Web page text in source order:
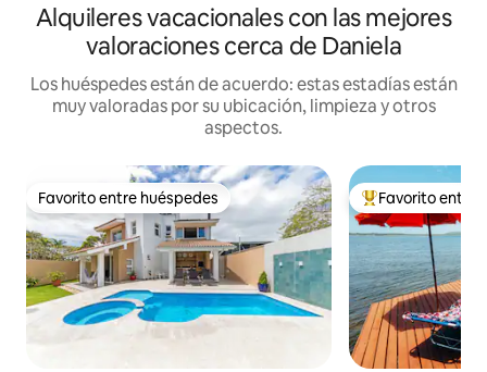
Alquileres vacacionales con las mejores
valoraciones cerca de Daniela
Los huéspedes están de acuerdo: estas estadías están
muy valoradas por su ubicación, limpieza y otros
aspectos.
Favorito entre huéspedes
Favorito entre huéspedes Favorito entre
Favorito entre